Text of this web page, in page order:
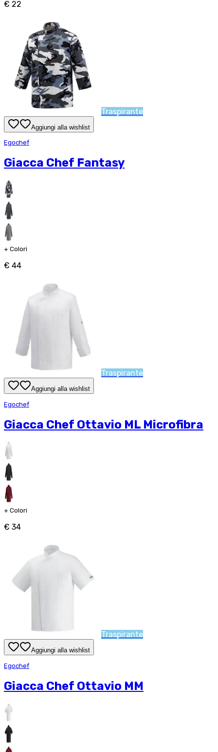
€ 22
Traspirante
Aggiungi alla wishlist
Egochef
Giacca Chef Fantasy
+ Colori
€ 44
Traspirante
Aggiungi alla wishlist
Egochef
Giacca Chef Ottavio ML Microfibra
+ Colori
€ 34
Traspirante
Aggiungi alla wishlist
Egochef
Giacca Chef Ottavio MM